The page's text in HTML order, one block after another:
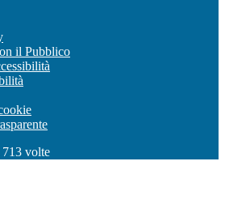
il Pubblico
713 volte